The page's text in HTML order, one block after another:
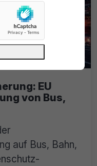
EU
von Bus,
auf Bus, Bahn,